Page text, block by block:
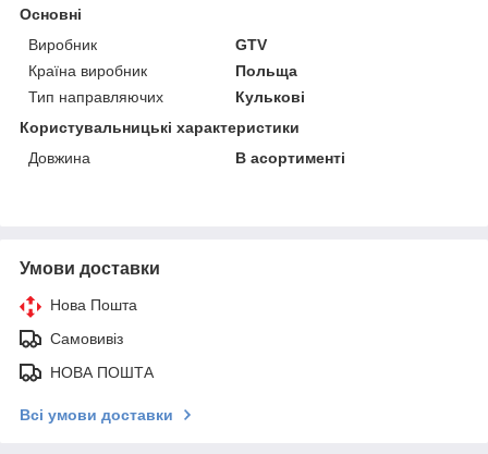
Основні
Виробник
GTV
Країна виробник
Польща
Тип направляючих
Кулькові
Користувальницькі характеристики
Довжина
В асортименті
Умови доставки
Нова Пошта
Самовивіз
НОВА ПОШТА
Всі умови доставки